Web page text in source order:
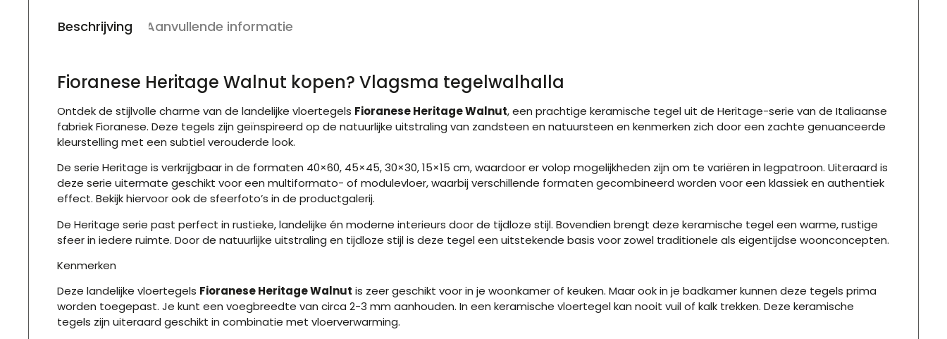
Beschrijving Aanvullende informatie
Fioranese Heritage Walnut kopen? Vlagsma tegelwalhalla
Ontdek de stijlvolle charme van de landelijke vloertegels Fioranese Heritage Walnut, een prachtige keramische tegel uit de Heritage-serie van de Italiaanse
fabriek Fioranese. Deze tegels zijn geïnspireerd op de natuurlijke uitstraling van zandsteen en natuursteen en kenmerken zich door een zachte genuanceerde
kleurstelling met een subtiel verouderde look.
De serie Heritage is verkrijgbaar in de formaten 40×60, 45×45, 30×30, 15×15 cm, waardoor er volop mogelijkheden zijn om te variëren in legpatroon. Uiteraard is
deze serie uitermate geschikt voor een multiformato- of modulevloer, waarbij verschillende formaten gecombineerd worden voor een klassiek en authentiek
effect. Bekijk hiervoor ook de sfeerfoto’s in de productgalerij.
De Heritage serie past perfect in rustieke, landelijke én moderne interieurs door de tijdloze stijl. Bovendien brengt deze keramische tegel een warme, rustige
sfeer in iedere ruimte. Door de natuurlijke uitstraling en tijdloze stijl is deze tegel een uitstekende basis voor zowel traditionele als eigentijdse woonconcepten.
Kenmerken
Deze landelijke vloertegels Fioranese Heritage Walnut is zeer geschikt voor in je woonkamer of keuken. Maar ook in je badkamer kunnen deze tegels prima
worden toegepast. Je kunt een voegbreedte van circa 2-3 mm aanhouden. In een keramische vloertegel kan nooit vuil of kalk trekken. Deze keramische
tegels zijn uiteraard geschikt in combinatie met vloerverwarming.